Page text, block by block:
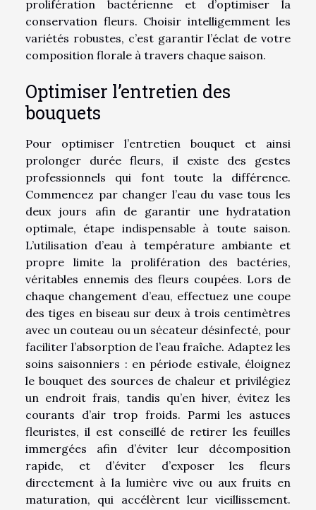
prolifération bactérienne et d’optimiser la
conservation fleurs. Choisir intelligemment les
variétés robustes, c’est garantir l’éclat de votre
composition florale à travers chaque saison.
Optimiser l’entretien des
bouquets
Pour optimiser l’entretien bouquet et ainsi
prolonger durée fleurs, il existe des gestes
professionnels qui font toute la différence.
Commencez par changer l’eau du vase tous les
deux jours afin de garantir une hydratation
optimale, étape indispensable à toute saison.
L’utilisation d’eau à température ambiante et
propre limite la prolifération des bactéries,
véritables ennemis des fleurs coupées. Lors de
chaque changement d’eau, effectuez une coupe
des tiges en biseau sur deux à trois centimètres
avec un couteau ou un sécateur désinfecté, pour
faciliter l’absorption de l’eau fraîche. Adaptez les
soins saisonniers : en période estivale, éloignez
le bouquet des sources de chaleur et privilégiez
un endroit frais, tandis qu’en hiver, évitez les
courants d’air trop froids. Parmi les astuces
fleuristes, il est conseillé de retirer les feuilles
immergées afin d’éviter leur décomposition
rapide, et d’éviter d’exposer les fleurs
directement à la lumière vive ou aux fruits en
maturation, qui accélèrent leur vieillissement.